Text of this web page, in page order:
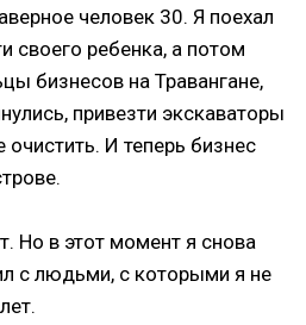
человек 30. Я поехал
своего ребенка, а потом
бизнесов на Травангане,
привезти экскаваторы
очистить. И теперь бизнес
Но в этот момент я снова
с людьми, с которыми я не